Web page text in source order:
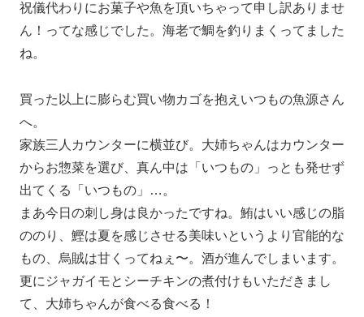
祝儀代わりにお菓子や魚を頂いちゃって申し訳ありませ
ん！ってな感じでした。海老で鯛を釣りまくってました
ね。
買った以上に膨らむ買い物カゴを抱えいつもの魚源さん
へ。
家族三人カウンターに横並び。大姉ちゃんはカウンター
からお惣菜を選び、真ん中は「いつもの」っとも発せず
出てくる「いつもの」…。
まあ今日の刺し身は良かったですね。鮪はいい感じの脂
ののり、鰹は夏を感じさせる美味いというより官能的な
もの、烏賊は甘くってねぇ〜。酒が進んでしまいます。
更にジャガイモとシーチキンの煮付けもいただきまし
て、大姉ちゃんが食べる食べる！